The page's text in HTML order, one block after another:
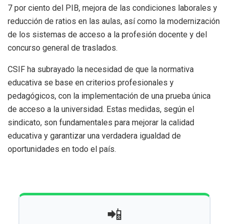
7 por ciento del PIB, mejora de las condiciones laborales y
reducción de ratios en las aulas, así como la modernización
de los sistemas de acceso a la profesión docente y del
concurso general de traslados.
CSIF ha subrayado la necesidad de que la normativa
educativa se base en criterios profesionales y
pedagógicos, con la implementación de una prueba única
de acceso a la universidad. Estas medidas, según el
sindicato, son fundamentales para mejorar la calidad
educativa y garantizar una verdadera igualdad de
oportunidades en todo el país.
📲